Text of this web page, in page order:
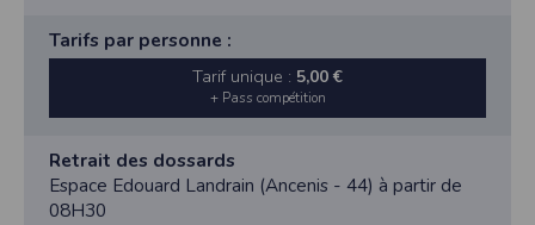
Tarifs par personne :
Tarif unique : 5,00 €
+ Pass compétition
Retrait des dossards
Espace Edouard Landrain (Ancenis - 44) à partir de
08H30